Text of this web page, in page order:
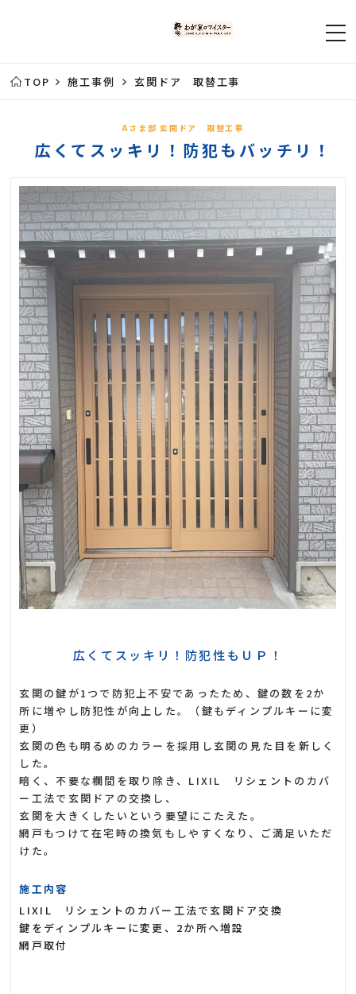
TOP 施工事例 玄関ドア 取替工事
Aさま邸 玄関ドア 取替工事
広くてスッキリ！防犯もバッチリ！
広くてスッキリ！防犯性もＵＰ！
玄関の鍵が1つで防犯上不安であったため、鍵の数を2か
所に増やし防犯性が向上した。（鍵もディンプルキーに変
更）
玄関の色も明るめのカラーを採用し玄関の見た目を新しく
した。
暗く、不要な欄間を取り除き、LIXIL リシェントのカバ
ー工法で玄関ドアの交換し、
玄関を大きくしたいという要望にこたえた。
網戸もつけて在宅時の換気もしやすくなり、ご満足いただ
けた。
施工内容
LIXIL リシェントのカバー工法で玄関ドア交換
鍵をディンプルキーに変更、2か所へ増設
網戸取付